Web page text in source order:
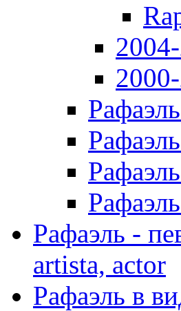
Рафаэль -
artista, actor
Рафаэль в